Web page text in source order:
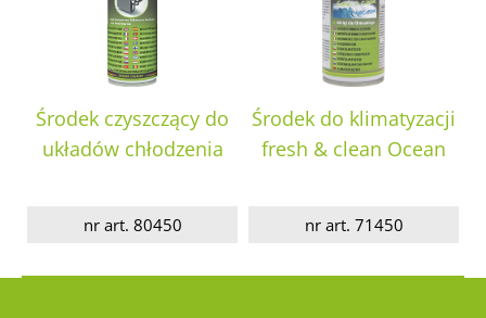
Środek czyszczący do
układów chłodzenia
nr art. 80450
Środek do klimatyzacji
fresh & clean Ocean
nr art. 71450